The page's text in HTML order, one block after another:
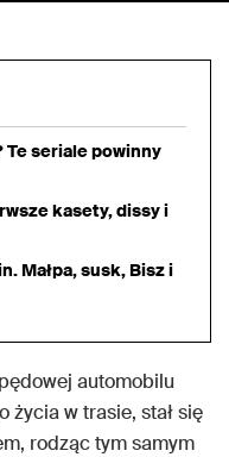
Te seriale powinny
kasety, dissy i
Małpa, susk, Bisz i
automobilu
życia w trasie, stał się
rodząc tym samym